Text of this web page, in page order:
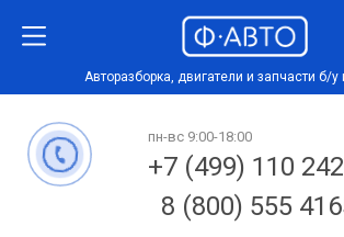
Авторазборка, двигатели и запчасти б/у
пн-вс 9:00-18:00
+7 (499) 110
8 (800) 555